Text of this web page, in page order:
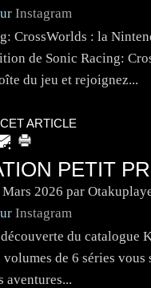
Instagram
CrossWorlds : la
de Sonic Racing:
du jeu et rejoignez...
ARTICLE
PETIT
2026 par
Instagram
du catalogue
volumes de 6 séries
aventures...